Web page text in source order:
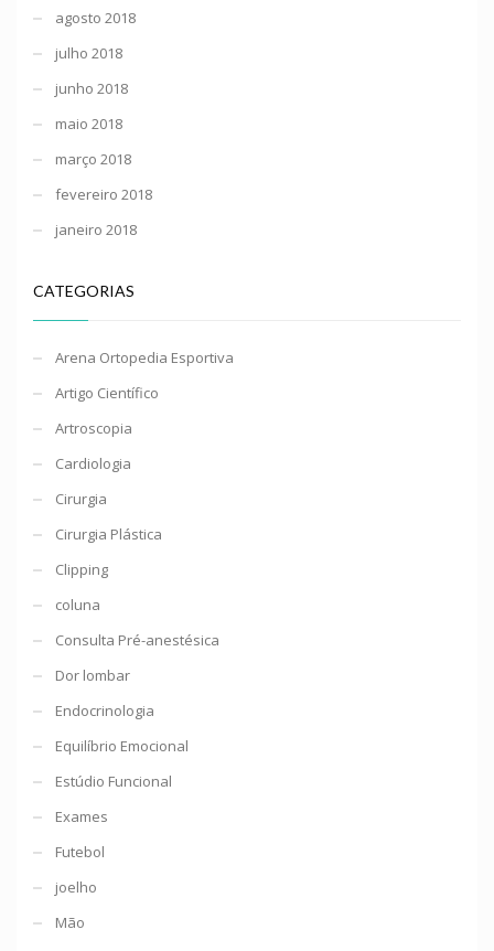
agosto 2018
julho 2018
junho 2018
maio 2018
março 2018
fevereiro 2018
janeiro 2018
CATEGORIAS
Arena Ortopedia Esportiva
Artigo Científico
Artroscopia
Cardiologia
Cirurgia
Cirurgia Plástica
Clipping
coluna
Consulta Pré-anestésica
Dor lombar
Endocrinologia
Equilíbrio Emocional
Estúdio Funcional
Exames
Futebol
joelho
Mão